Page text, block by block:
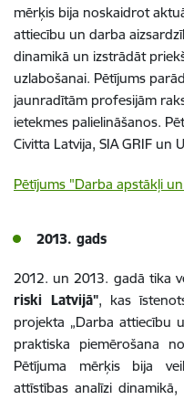
mērķis bija noskaidrot
attiecību un darba
dinamikā un izstrādāt
uzlabošanai. Pētījums
jaunradītām profesijām
ietekmes palielināšanos.
Civitta Latvija, SIA GRIF un
Pētījums "Darba apstākļi
2013. gads
2012. un 2013. gadā tika
riski Latvijā", kas
projekta „Darba attiecību
praktiska piemērošana
Pētījuma mērķis bija
attīstības analīzi